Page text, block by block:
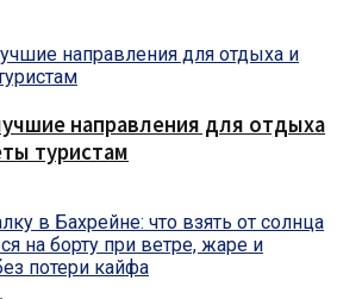
направления для отдыха
туристам